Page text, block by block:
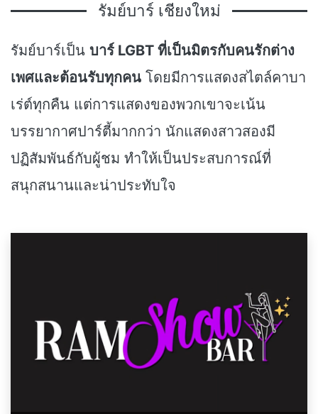
รัมย์บาร์ เชียงใหม่
รัมย์บาร์เป็น บาร์ LGBT ที่เป็นมิตรกับคนรักต่าง
เพศและต้อนรับทุกคน โดยมีการแสดงสไตล์คาบา
เร่ต์ทุกคืน แต่การแสดงของพวกเขาจะเน้น
บรรยากาศปาร์ตี้มากกว่า นักแสดงสาวสองมี
ปฏิสัมพันธ์กับผู้ชม ทำให้เป็นประสบการณ์ที่
สนุกสนานและน่าประทับใจ